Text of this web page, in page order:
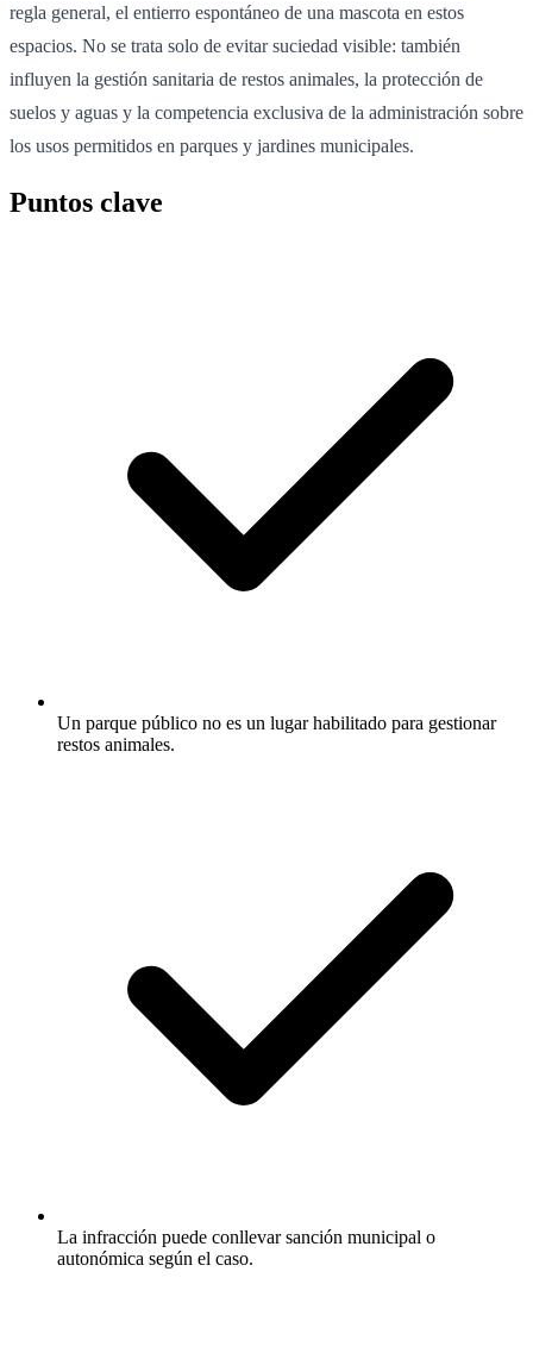
regla general, el entierro espontáneo de una mascota en estos
espacios. No se trata solo de evitar suciedad visible: también
influyen la gestión sanitaria de restos animales, la protección de
suelos y aguas y la competencia exclusiva de la administración sobre
los usos permitidos en parques y jardines municipales.
Puntos clave
Un parque público no es un lugar habilitado para gestionar
restos animales.
La infracción puede conllevar sanción municipal o
autonómica según el caso.